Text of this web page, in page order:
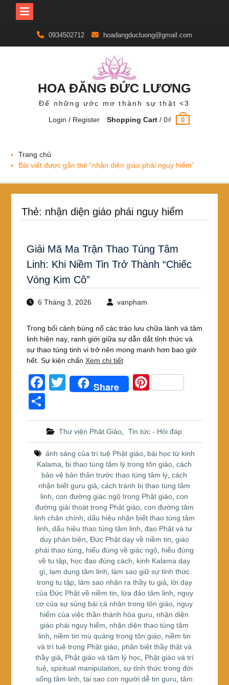
content
0934502712 hoadangducluong@gmail.com
HOA ĐĂNG ĐỨC LƯƠNG
Để những ước mơ thành sự thật <3
Login / Register
Shopping Cart /0₫ 0
Trang chủ
Bài viết được gắn thẻ “nhận diện giáo phái nguy hiểm”
Thẻ: nhận diện giáo phái nguy hiểm
Giải Mã Ma Trận Thao Túng Tâm
Linh: Khi Niềm Tin Trở Thành “Chiếc
Vòng Kim Cô”
6 Tháng 3, 2026 vanpham
Trong bối cảnh bùng nổ các trào lưu chữa lành và tâm
linh hiện nay, ranh giới giữa sự dẫn dắt tỉnh thức và
sự thao túng tinh vi trở nên mong manh hơn bao giờ
hết. Sự kiện chấn Xem chi tiết
F
a
c
e
b
o
o
k
T
er
Share
Pi
e
st
h
ar
e
Thư viện Phật Giáo Tin tức - Hỏi đáp
ánh sáng của trí tuệ Phật giáo, bài học từ kinh
Kalama
bị thao túng tâm lý trong tôn giáo ,cách
bảo vệ bản thân trước thao túng tâm lý ,cách
nhận biết guru giả ,cách tránh bị thao túng tâm
linh ,con đường giác ngộ trong Phật giáo ,con
đường giải thoát trong Phật giáo, con đường tâm
linh chân chính dấu hiệu nhận biết thao túng tâm
linh dấu hiệu thao túng tâm linh đạo Phật và tư
duy phản biện Đức Phật dạy về niềm tin giáo
phái thao túng
hiểu đúng về giác ngộ, hiểu đúng
về tu tập học đạo đúng cách
kinh Kalama dạy
gì
lạm dụng tâm linh
làm sao giữ sự tỉnh thức
trong tu tập, làm sao nhận ra thầy tu giả
lời dạy
của Đức Phật về niềm tin
lừa đảo tâm linh
nguy
cơ của sự sùng bái cá nhân trong tôn giáo nguy
hiểm của việc thần thánh hóa guru
nhận diện
giáo phái nguy hiểm
nhận diện thao túng tâm
linh
niềm tin mù quáng trong tôn giáo, niềm tin
và trí tuệ trong Phật giáo, phân biệt thầy thật và
thầy giả
Phật giáo và tâm lý học, Phật giáo và trí
tuệ spiritual manipulation sự tỉnh thức trong đời
sống tâm linh ,tại sao con người dễ tin guru ,tâm